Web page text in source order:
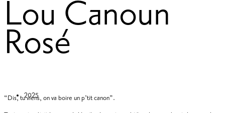
Lou Canoun
Rosé
2025
“Dis, tu viens, on va boire un p’tit canon”.